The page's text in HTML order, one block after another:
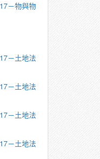
－物與物
－土地法
－土地法
－土地法
－土地法